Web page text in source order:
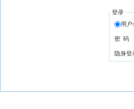
登录
用户
密 码
隐身登